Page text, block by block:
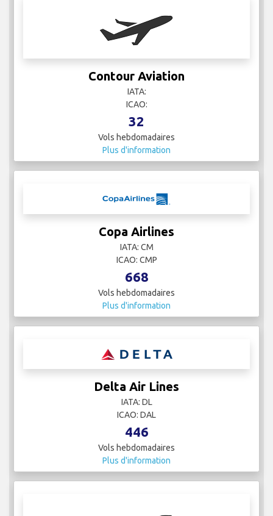
Contour Aviation
IATA:
ICAO:
32
Vols hebdomadaires
Plus d'information
Copa Airlines
IATA: CM
ICAO: CMP
668
Vols hebdomadaires
Plus d'information
Delta Air Lines
IATA: DL
ICAO: DAL
446
Vols hebdomadaires
Plus d'information